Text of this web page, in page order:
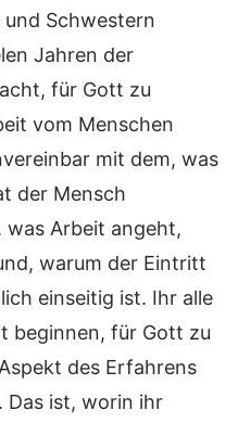
und Schwestern
Jahren der
für Gott zu
vom Menschen
mit dem, was
der Mensch
was Arbeit angeht,
warum der Eintritt
einseitig ist. Ihr alle
beginnen, für Gott zu
des Erfahrens
Das ist, worin ihr